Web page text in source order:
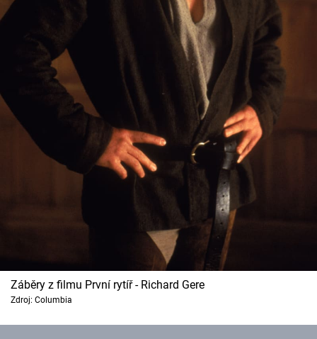
Záběry z filmu První rytíř - Richard Gere
Zdroj: Columbia